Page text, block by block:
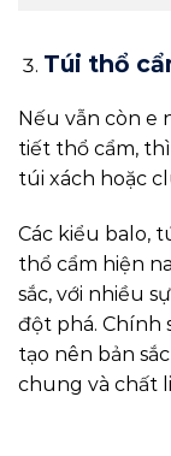
Túi thổ
Nếu vẫn còn e
tiết thổ cẩm,
túi xách hoặc
Các kiểu balo,
thổ cẩm hiện
sắc, với nhiều
đột phá. Chính
tạo nên bản
chung và chất